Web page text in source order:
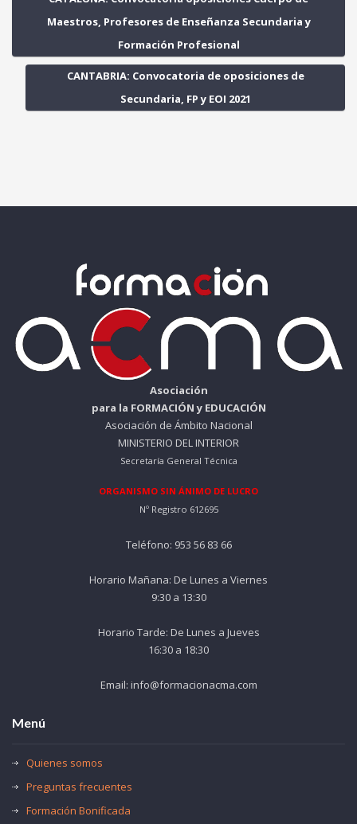
Maestros, Profesores de Enseñanza Secundaria y
Formación Profesional
CANTABRIA: Convocatoria de oposiciones de
Secundaria, FP y EOI 2021
Asociación
para la FORMACIÓN y EDUCACIÓN
Asociación de Ámbito Nacional
MINISTERIO DEL INTERIOR
Secretaría General Técnica
ORGANISMO SIN ÁNIMO DE LUCRO
Nº Registro 612695
Teléfono: 953 56 83 66
Horario Mañana: De Lunes a Viernes
9:30 a 13:30
Horario Tarde: De Lunes a Jueves
16:30 a 18:30
Email: info@formacionacma.com
Menú
Quienes somos
Preguntas frecuentes
Formación Bonificada